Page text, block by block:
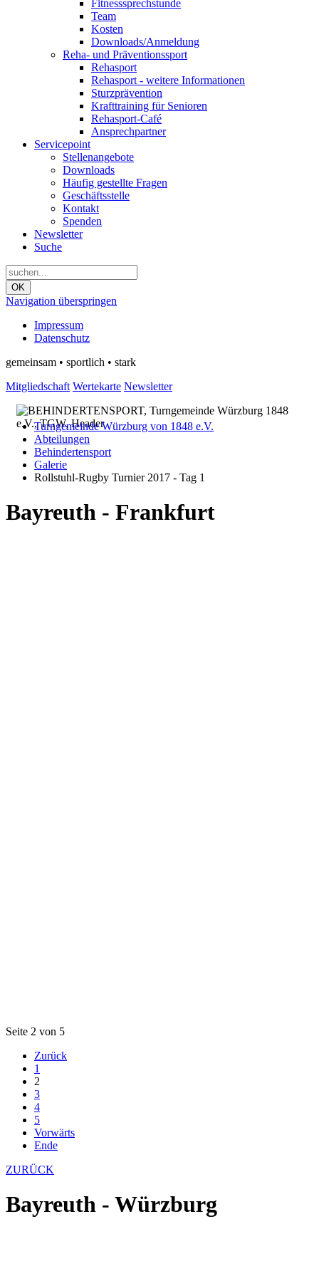
Fitnesssprechstunde
Team
Kosten
Downloads/Anmeldung
Reha- und Präventionssport
Rehasport
Rehasport - weitere Informationen
Sturzprävention
Krafttraining für Senioren
Rehasport-Café
Ansprechpartner
Servicepoint
Stellenangebote
Downloads
Häufig gestellte Fragen
Geschäftsstelle
Kontakt
Spenden
Newsletter
Suche
OK
Navigation überspringen
Impressum
Datenschutz
gemeinsam • sportlich • stark
Mitgliedschaft Wertekarte Newsletter
Turngemeinde Würzburg von 1848 e.V.
Abteilungen
Behindertensport
Galerie
Rollstuhl-Rugby Turnier 2017 - Tag 1
Bayreuth - Frankfurt
Seite 2 von 5
Zurück
1
2
3
4
5
Vorwärts
Ende
ZURÜCK
Bayreuth - Würzburg